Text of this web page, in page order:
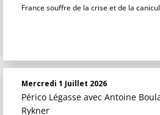
France souffre de la crise et de la
Mercredi 1 Juillet 2026
Périco Légasse avec Antoine
Rykner